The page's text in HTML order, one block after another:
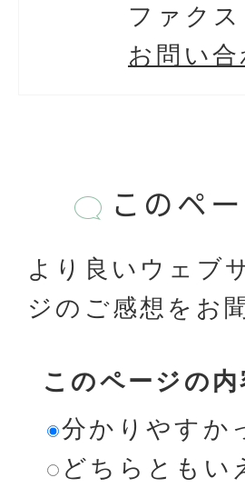
ファクス
お問い
このペ
より良いウェブ
ジのご感想をお
このページの
分かりやすか
どちらともい